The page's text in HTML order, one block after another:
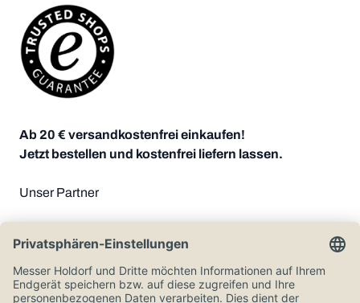
Ab 20 € versandkostenfrei einkaufen!
Jetzt bestellen und kostenfrei liefern lassen.
Unser Partner
Zahlungsoptionen